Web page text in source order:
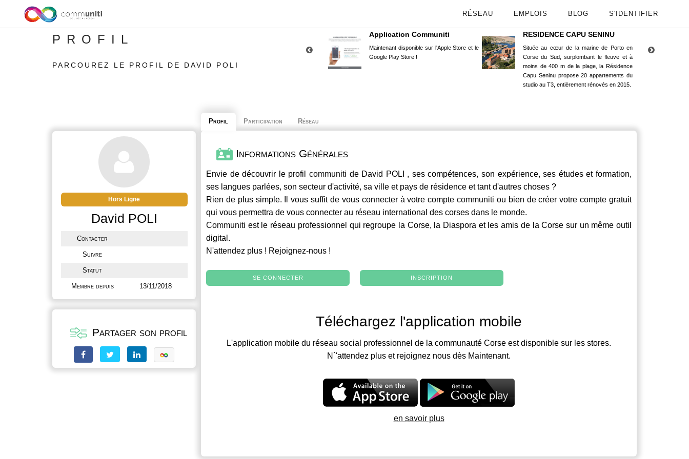
RÉSEAU EMPLOIS BLOG S'IDENTIFIER
PROFIL
PARCOUREZ LE PROFIL DE DAVID POLI
Application Communiti
Maintenant disponible sur l'Apple Store et le
Google Play Store !
RESIDENCE CAPU SENINU
Située au cœur de la marine de Porto en
Corse du Sud, surplombant le fleuve et à
moins de 400 m de la plage, la Résidence
Capu Seninu propose 20 appartements du
studio au T3, entièrement rénovés en 2015.
Hors Ligne
David POLI
Contacter
Suivre
Statut
Membre depuis 13/11/2018
Partager son profil
Profil Participation Réseau
Informations Générales
Envie de découvrir le profil communiti de David POLI , ses compétences, son expérience, ses études et formation,
ses langues parlées, son secteur d'activité, sa ville et pays de résidence et tant d'autres choses ?
Rien de plus simple. Il vous suffit de vous connecter à votre comptecommuniti ou bien de créer votre compte gratuit
qui vous permettra de vous connecter au réseau international des corses dans le monde.
Communiti est le réseau professionnel qui regroupe la Corse, la Diaspora et les amis de la Corse sur un même outil
digital.
N'attendez plus ! Rejoignez-nous !
SE CONNECTER INSCRIPTION
Téléchargez l'application mobile
L'application mobile du réseau social professionnel de la communauté Corse est disponible sur les stores.
N`'attendez plus et rejoignez nous dès Maintenant.
en savoir plus